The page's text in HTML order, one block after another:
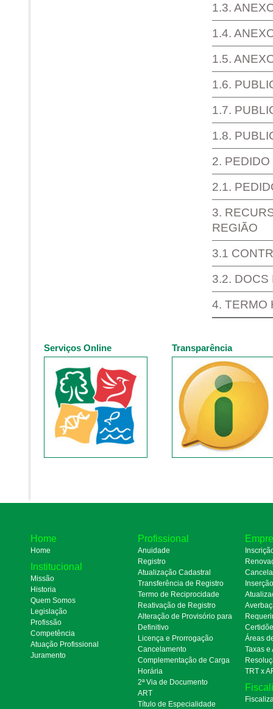
1.3.
1.4.
1.5.
1.6.
1.7.
1.8.
2.
2.1.
3.
REGIÃO
3.1
3.2. DOCS
4. TERMO
Serviços Online Transparência
Home
Home
Institucional
Missão
Historia
Quem Somos
Legislação
Profissão
Competência
Atuação Profissional
Juramento
Profissional
Anuidade
Registro
Atualização Cadastral
Transferência de Registro
Termo de Reciprocidade
Reativação de Registro
Alteração de Provisório para
Definitivo
Licença e Prorrogação
Cancelamento
Complementação de Carga
Horária
2ª Via de Documento
ART
Título de Especialidade
Áreas
Taxas e
TRT x